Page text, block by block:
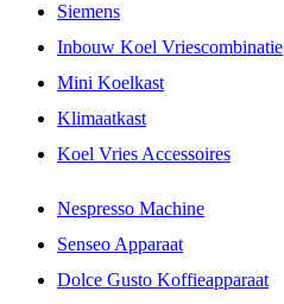
Siemens
Inbouw Koel Vriescombinatie
Mini Koelkast
Klimaatkast
Koel Vries Accessoires
Nespresso Machine
Senseo Apparaat
Dolce Gusto Koffieapparaat